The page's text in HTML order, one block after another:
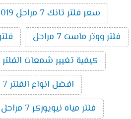
سعر فلتر تانك 7 مراحل 2019
فلتر ووتر ماست 7 مراحل
فلتر
كيفية تغيير شمعات الفلتر 7 مراحل
افضل انواع الفلتر 7 مراحل
فلتر مياه نيويوركر 7 مراحل ديجيتال